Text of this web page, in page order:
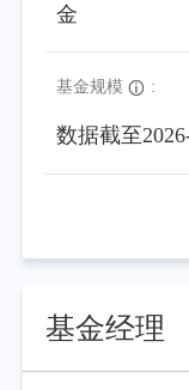
金
基金规模 :
数据截至
基金经理